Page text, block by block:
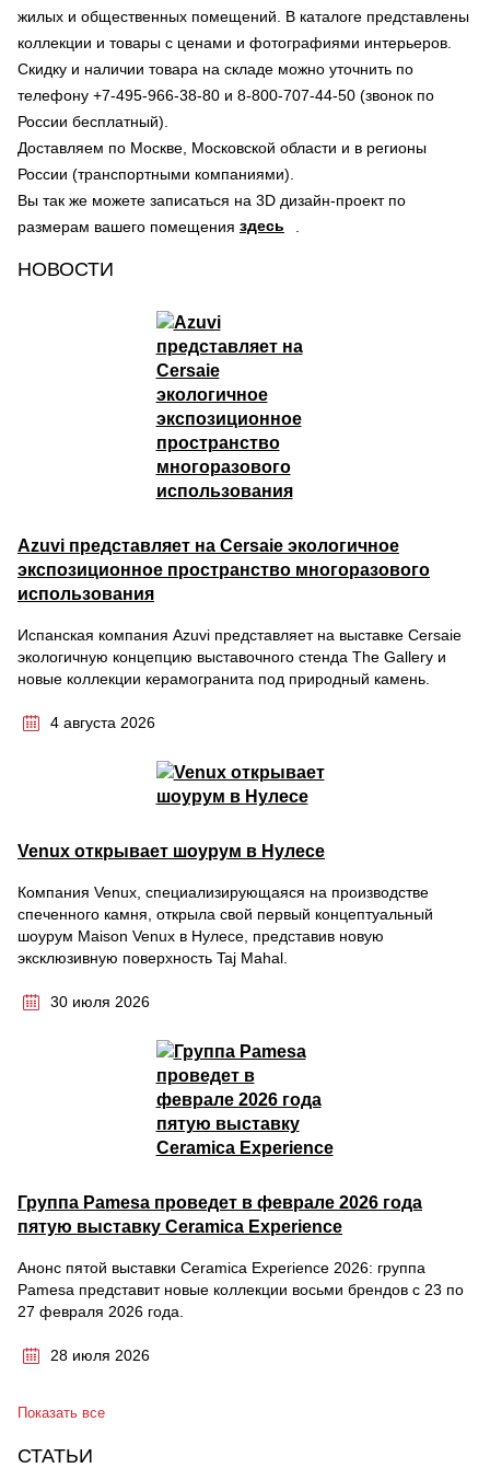
жилых и общественных помещений. В каталоге представлены
коллекции и товары с ценами и фотографиями интерьеров.
Скидку и наличии товара на складе можно уточнить по
телефону +7-495-966-38-80 и 8-800-707-44-50 (звонок по
России бесплатный).
Доставляем по Москве, Московской области и в регионы
России (транспортными компаниями).
Вы так же можете записаться на 3D дизайн-проект по
размерам вашего помещения здесь
НОВОСТИ
Azuvi представляет на Cersaie экологичное
экспозиционное пространство многоразового
использования
Испанская компания Azuvi представляет на выставке Cersaie
экологичную концепцию выставочного стенда The Gallery и
новые коллекции керамогранита под природный камень.
4 августа 2026
Venux открывает шоурум в Нулесе
Компания Venux, специализирующаяся на производстве
спеченного камня, открыла свой первый концептуальный
шоурум Maison Venux в Нулесе, представив новую
эксклюзивную поверхность Taj Mahal.
30 июля 2026
Группа Pamesa проведет в феврале 2026 года
пятую выставку Ceramica Experience
Анонс пятой выставки Ceramica Experience 2026: группа
Pamesa представит новые коллекции восьми брендов с 23 по
27 февраля 2026 года.
28 июля 2026
Показать все
СТАТЬИ